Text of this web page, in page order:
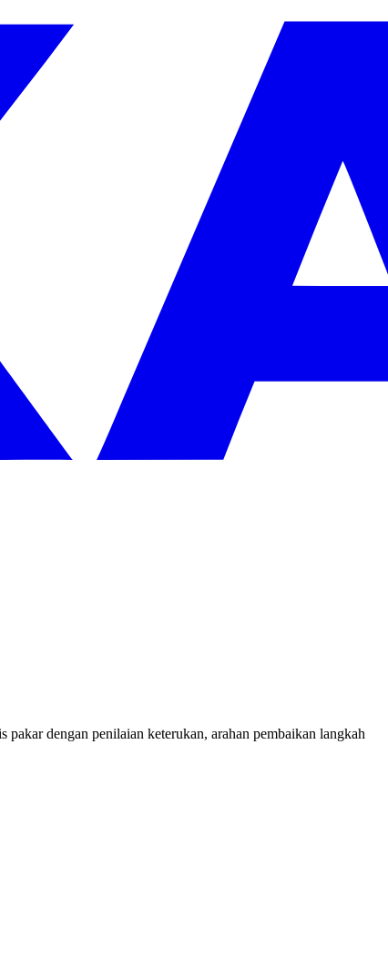
dengan penilaian keterukan, arahan pembaikan langkah